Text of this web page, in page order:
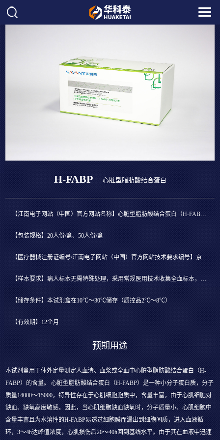
H-FABP 心脏型脂肪酸结合蛋白
【包装规格】20人份/盒、50人份/盒
【储存条件】本试剂盒在10℃～30℃储存（质控品2℃～8℃）
【有效期】12个月
预期用途
本试剂盒用于体外定量测定人血清、血浆或全血中心脏型脂肪酸结合蛋白（H-
FABP）的含量。 心脏型脂肪酸结合蛋白（H-FABP）是一种小分子蛋白质，分子
质量14000～15000，特异性存在于心肌细胞胞质中，含量丰富，由于心肌细胞对
缺血、缺氧高度敏感。因此，当心肌细胞缺血缺氧时，分子质量小、心肌细胞中
含量丰富且为水溶性的H-FABP易透过细胞膜而漏出到细胞间质，进入血液循
环，3～4h达峰值浓度，心肌损伤后20～40h回到基线水平。由于其在血液中迅速